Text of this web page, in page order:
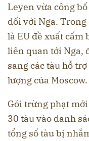
Leyen vừa công
đối với Nga.
là EU đề xuất cấm
liên quan tới Nga,
sang các tàu hỗ
lượng của Moscow.
Gói trừng phạt
30 tàu vào danh
tổng số tàu bị